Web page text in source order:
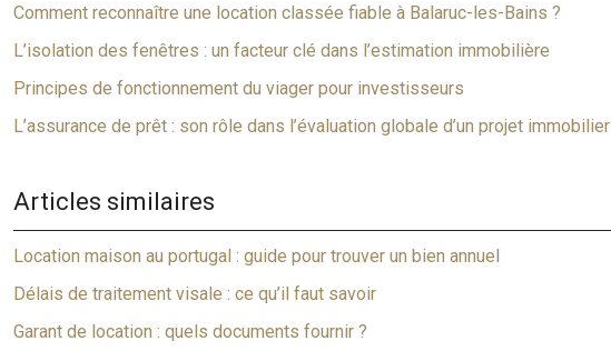
Comment reconnaître une location classée fiable à Balaruc-les-Bains ?
L’isolation des fenêtres : un facteur clé dans l’estimation immobilière
Principes de fonctionnement du viager pour investisseurs
L’assurance de prêt : son rôle dans l’évaluation globale d’un projet immobilier
Articles similaires
Location maison au portugal : guide pour trouver un bien annuel
Délais de traitement visale : ce qu’il faut savoir
Garant de location : quels documents fournir ?